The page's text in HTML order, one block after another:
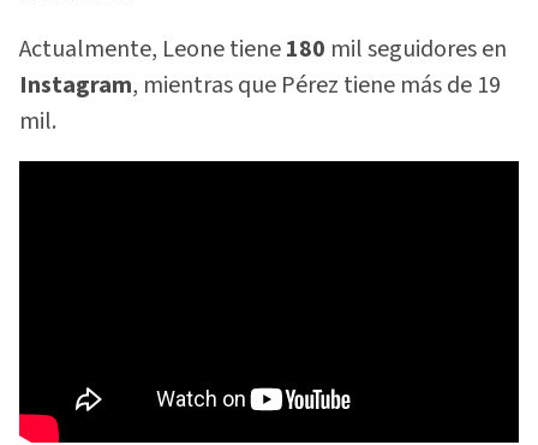
Actualmente, Leone tiene180 mil seguidores en
Instagram, mientras que Pérez tiene más de 19
mil.